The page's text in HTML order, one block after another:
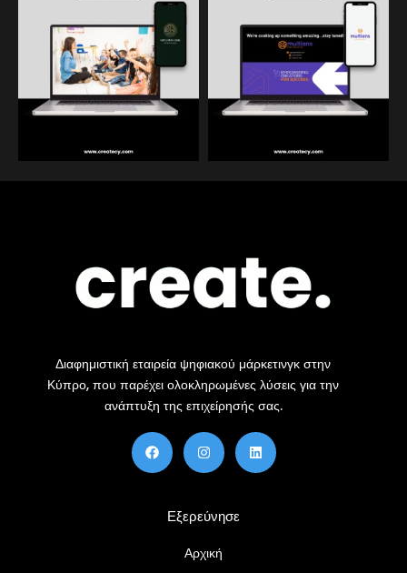
Διαφημιστική εταιρεία ψηφιακού μάρκετινγκ στην
Κύπρο, που παρέχει ολοκληρωμένες λύσεις για την
ανάπτυξη της επιχείρησής σας.
F
a
c
e
Ί
ν
τ
κ
α
μ
Λ
ί
κ
Εξερεύνησε
Αρχική